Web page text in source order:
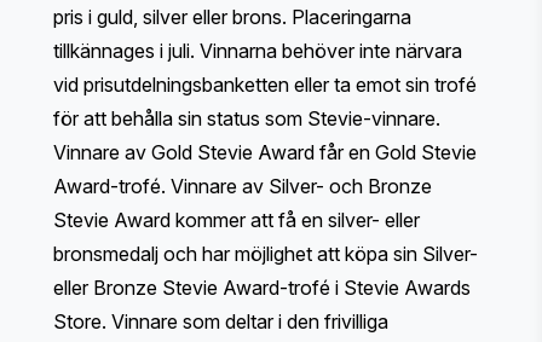
pris i guld, silver eller brons. Placeringarna
tillkännages i juli. Vinnarna behöver inte närvara
vid prisutdelningsbanketten eller ta emot sin trofé
för att behålla sin status som Stevie-vinnare.
Vinnare av Gold Stevie Award får en Gold Stevie
Award-trofé. Vinnare av Silver- och Bronze
Stevie Award kommer att få en silver- eller
bronsmedalj och har möjlighet att köpa sin Silver-
eller Bronze Stevie Award-trofé i Stevie Awards
Store. Vinnare som deltar i den frivilliga